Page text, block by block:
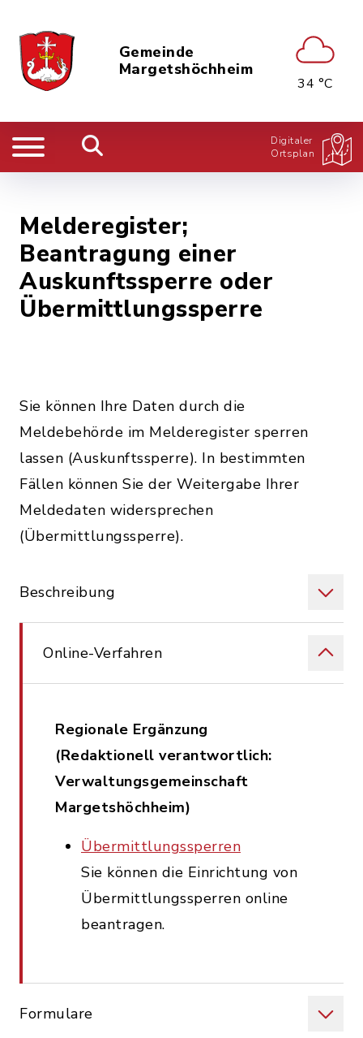
Gemeinde
Margetshöchheim
34 °C
Digitaler
Ortsplan
Melderegister;
Beantragung einer
Auskunftssperre oder
Übermittlungssperre
Sie können Ihre Daten durch die
Meldebehörde im Melderegister sperren
lassen (Auskunftssperre). In bestimmten
Fällen können Sie der Weitergabe Ihrer
Meldedaten widersprechen
(Übermittlungssperre).
Beschreibung
Online-Verfahren
Regionale Ergänzung
(Redaktionell verantwortlich:
Verwaltungsgemeinschaft
Margetshöchheim)
Übermittlungssperren
Sie können die Einrichtung von
Übermittlungssperren online
beantragen.
Formulare